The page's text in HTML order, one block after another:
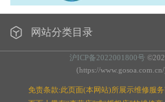
网站分类目录
沪ICP备2022001800号
(https://
免责条款:此页面(本网站)所展示维修服